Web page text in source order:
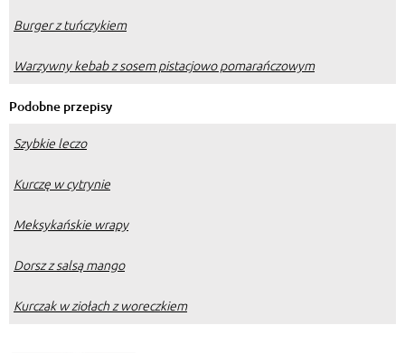
Burger z tuńczykiem
Warzywny kebab z sosem pistacjowo pomarańczowym
Podobne przepisy
Szybkie leczo
Kurczę w cytrynie
Meksykańskie wrapy
Dorsz z salsą mango
Kurczak w ziołach z woreczkiem